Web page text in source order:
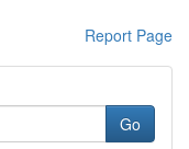
Report Page
Go